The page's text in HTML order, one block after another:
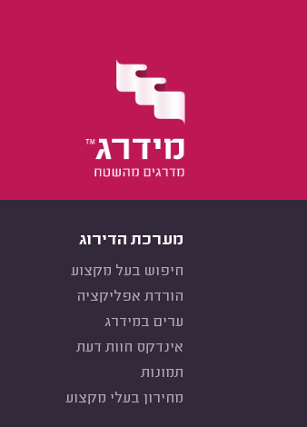
מערכת הדירוג
חיפוש בעל מקצוע
הורדת אפליקציה
ערים במידרג
אינדקס חוות דעת
תמונות
מחירון בעלי מקצוע